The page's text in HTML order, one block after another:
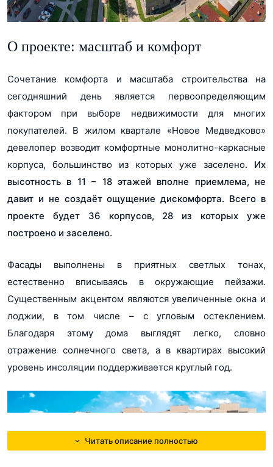
2 (Корпус 14)
2 (Корпус 47)
2 (Корпус 45)
Сургутнефтегазбанк
ВТБ
Разрешение на строительство Корпус 44
pdf, 78Кб
Проектная декларация Корпус 44
pdf, 589Кб
Проектная декларация Корпус 15 ред от 24.04.2019
pdf, 255Кб
Проектная декларация Корпус 19 -21 ред от 24.04.2019
pdf, 385Кб
Проектная декларация Корпус 44 ред от 24.04.2019
pdf, 216Кб
Разрешение на строительство Корпус 14, 68, 69, 70, 47
pdf, 86Кб
Проектная декларация Корпус 46
pdf, 751Кб
Разерешение на строительство Корпус 45
pdf, 83Кб
Разерешение на строительство Корпус 46
pdf, 83Кб
Проектная декларация Корпус 14, 68-70, 47
pdf, 800Кб
О проекте: масштаб и комфорт
Сочетание комфорта и масштаба строительства на
сегодняшний день является первоопределяющим
фактором при выборе недвижимости для многих
покупателей. В жилом квартале «Новое Медведково»
девелопер возводит комфортные монолитно-каркасные
корпуса, большинство из которых уже заселено. Их
высотность в 11 – 18 этажей вполне приемлема, не
давит и не создаёт ощущение дискомфорта. Всего в
проекте будет 36 корпусов, 28 из которых уже
построено и заселено.
Фасады выполнены в приятных светлых тонах,
естественно вписываясь в окружающие пейзажи.
Существенным акцентом являются увеличенные окна и
лоджии, в том числе – с угловым остеклением.
Благодаря этому дома выглядят легко, словно
отражение солнечного света, а в квартирах высокий
уровень инсоляции поддерживается круглый год.
Читать описание полностью